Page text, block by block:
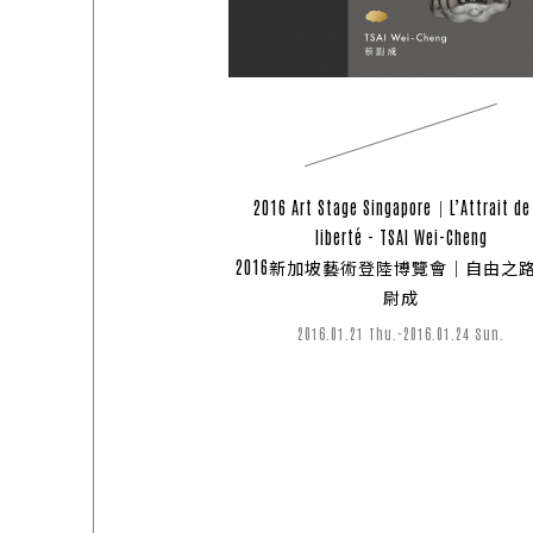
2016 Art Stage Singapore｜L’Attrait
liberté - TSAI Wei-Cheng
2016新加坡藝術登陸博覽會｜自由之
尉成
2016.01.21 Thu.-2016.01.24 Sun.